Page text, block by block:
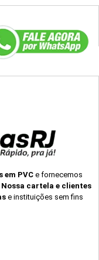
em PVC e fornecemos
Nossa cartela e clientes
e instituições sem fins